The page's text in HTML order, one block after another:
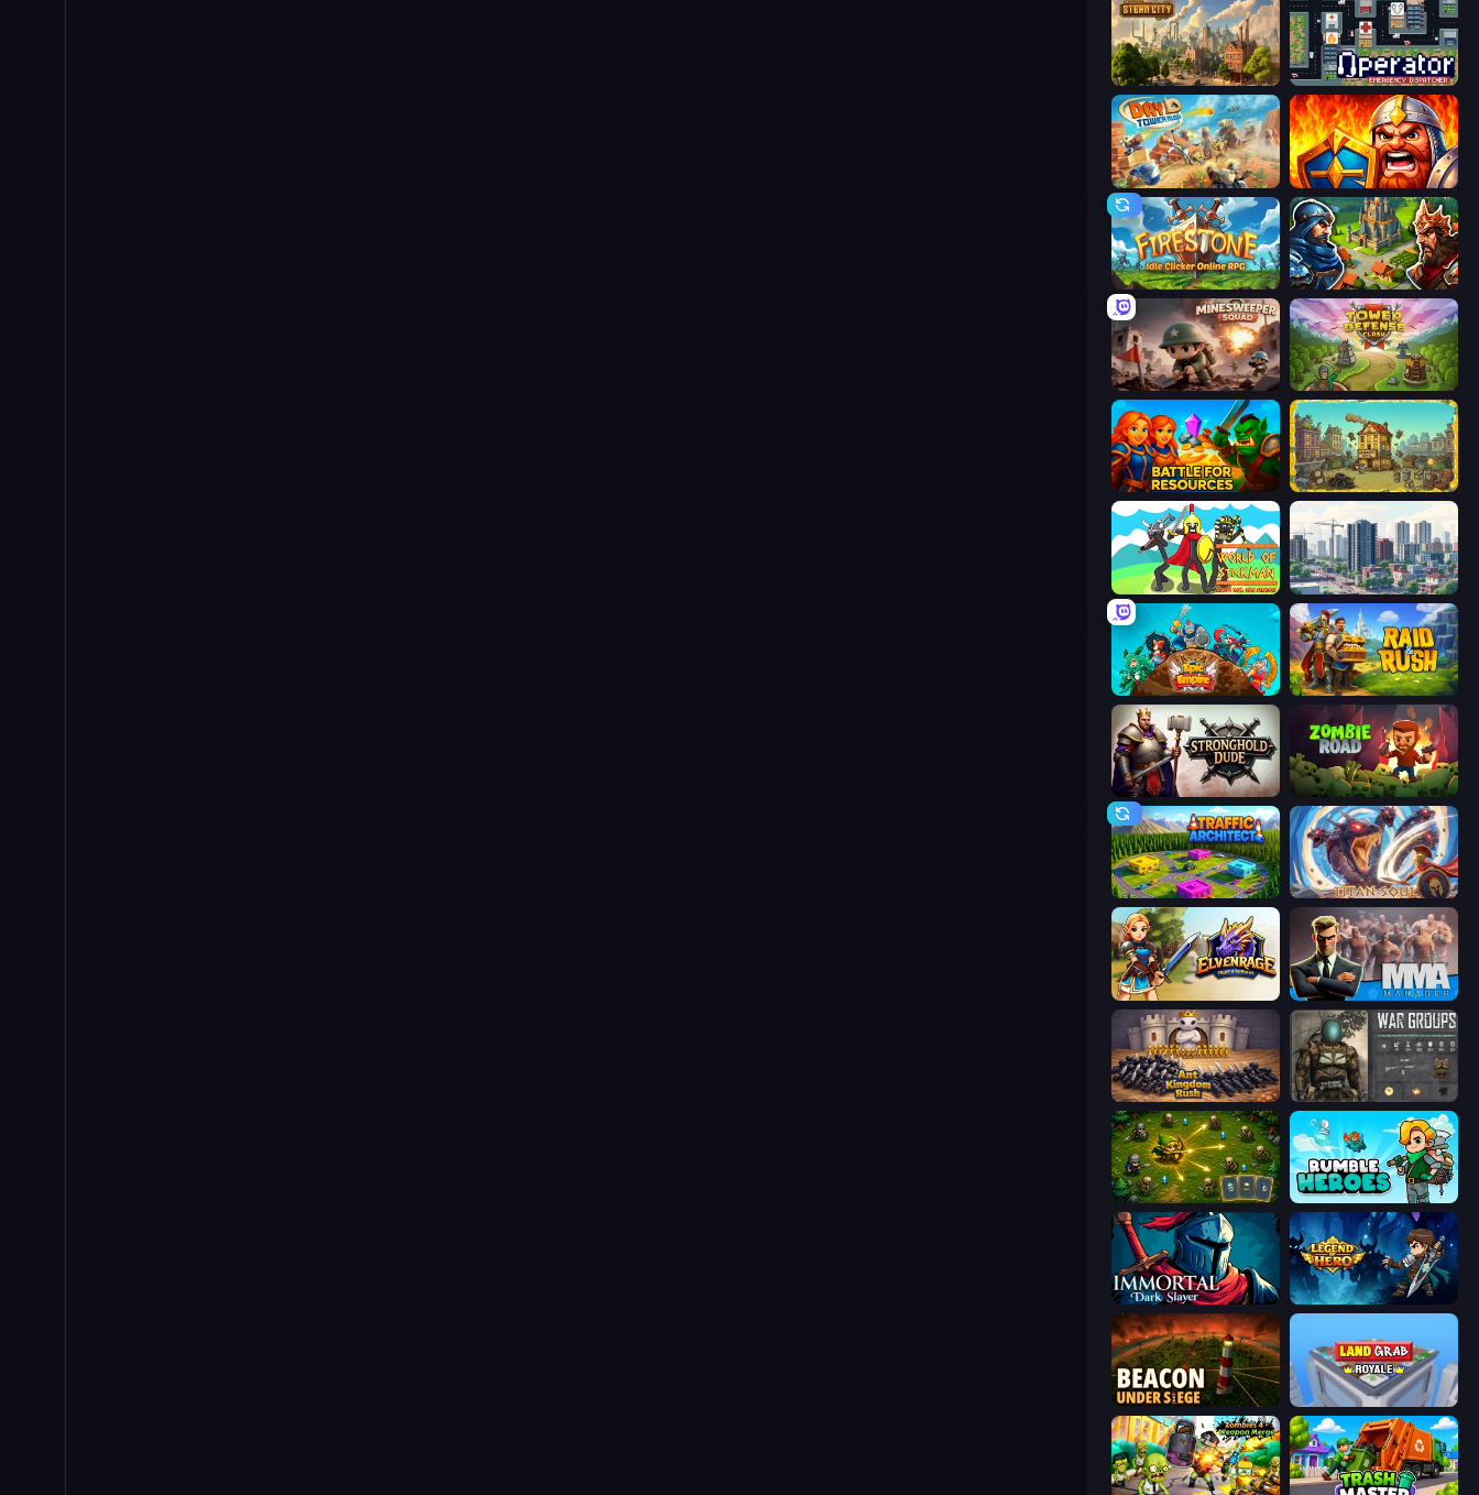
Steam City Operator: Emergency Dispatcher
Day D Tower Rush WarLink: Crown & Clash
Firestone – Idle Clicker Online RPG Your Majesty - Build & Conquer
Minesweeper Squad Tower Defense Clash
Battle for Resources The Garbaggio Hotel
World of Stickman Classic RTS SuperCity 3D
Epic Empire: Tower Defense Raid & Rush
Stronghold Dude Zombie Road
Traffic Architect Titan Soul: Action RPG
Elvenrage MMA Manager 2
Ant Kingdom Rush War Groups
Tiny Ranger Rumble Heroes
Immortal: Dark Slayer Legend of Hero
Beacon Under Siege Landgrab Royale